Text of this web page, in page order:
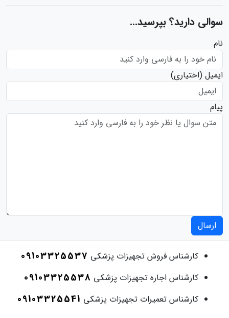
سوالی دارید؟ بپرسید...
نام
ایمیل (اختیاری)
پیام
ارسال
کارشناس فروش تجهیزات پزشکی 09103325537
کارشناس اجاره تجهیزات پزشکی 09103325538
کارشناس تعمیرات تجهیزات پزشکی 09103325541